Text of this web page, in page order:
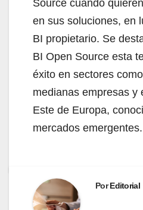
Source cuando
en sus soluciones, en
BI propietario. Se
BI Open Source esta
éxito en sectores
medianas empresas y
Este de Europa,
mercados emergentes.
PorEditorial